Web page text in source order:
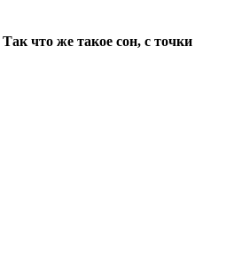
Так что же такое сон, с точки